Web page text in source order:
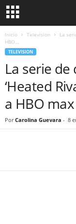
Inicio Television
La
HBO...
TELEVISION
La serie
‘Heated
a HBO
Por Carolina Guevara - 8